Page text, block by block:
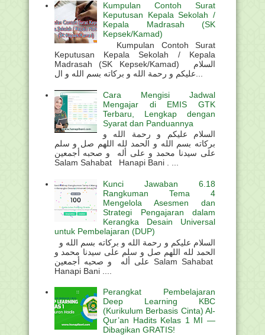
Kumpulan Contoh Surat
Keputusan Kepala Sekolah /
Kepala Madrasah (SK
Kepsek/Kamad)
Kumpulan Contoh Surat
Keputusan Kepala Sekolah / Kepala
Madrasah (SK Kepsek/Kamad) السلام
Cara Mengisi Jadwal
Mengajar di EMIS GTK
Terbaru, Lengkap dengan
Syarat dan Panduannya
السلام عليكم و رحمة الله و
بركاته بسم الله و الحمد لله اللهم صل و سلم
على سيدنا محمد و على أله و صحبه أجمعين
Salam Sahabat Hanapi Bani . ...
Kunci Jawaban 6.18
Rangkuman Tema 4
Mengelola Asesmen dan
Strategi Pengajaran dalam
Kerangka Desain Universal
untuk Pembelajaran (DUP)
الحمد لله اللهم صل و سلم على سيدنا محمد و
على أله و صحبه أجمعين Salam Sahabat
Hanapi Bani ....
Perangkat Pembelajaran
Deep Learning KBC
(Kurikulum Berbasis Cinta) Al-
Qur’an Hadits Kelas 1 MI —
Dibagikan GRATIS!